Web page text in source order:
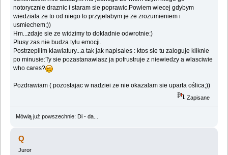
notorycznie draznic i staram sie poprawic.Powiem wiecej gdybym
wiedziala ze to od niego to przyjelabym je ze zrozumieniem i
usmiechem;))
Hm...zdaje sie ze widzimy to dokladnie odwrotnie:)
Plusy zas nie budza tylu emocji.
Postrzepilim klawiatury...a tak jak napisales : ktos sie tu zaloguje kliknie
po minusie:Ty sie pozastanawiasz ja pofrustruje z niewiedzy a wlasciwie
who cares?
Pozdrawiam ( pozostajac w nadziei ze nie okazalam sie uparta oślica;))
Zapisane
Mówią już powszechnie: Di - da...
Q
Juror